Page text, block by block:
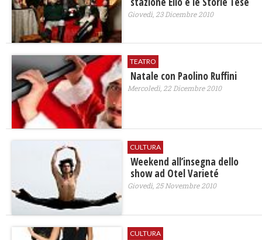
Giovedì, 23 Dicembre 2010
TEATRO
Natale con Paolino Ruffini
Mercoledì, 22 Dicembre 2010
CULTURA
Weekend all’insegna dello
show ad Otel Varieté
Giovedì, 25 Novembre 2010
CULTURA